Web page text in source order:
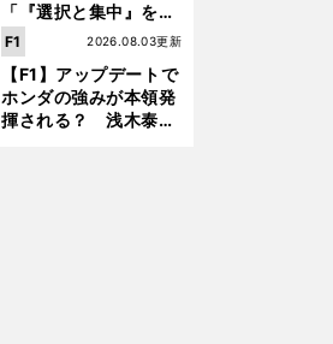
「『選択と集中』をし
なければ、部下の心は
どんどん離れていく」
【F1】アップデートで
ホンダの強みが本領発
揮される？ 浅木泰昭
2026.08.03更新
F1